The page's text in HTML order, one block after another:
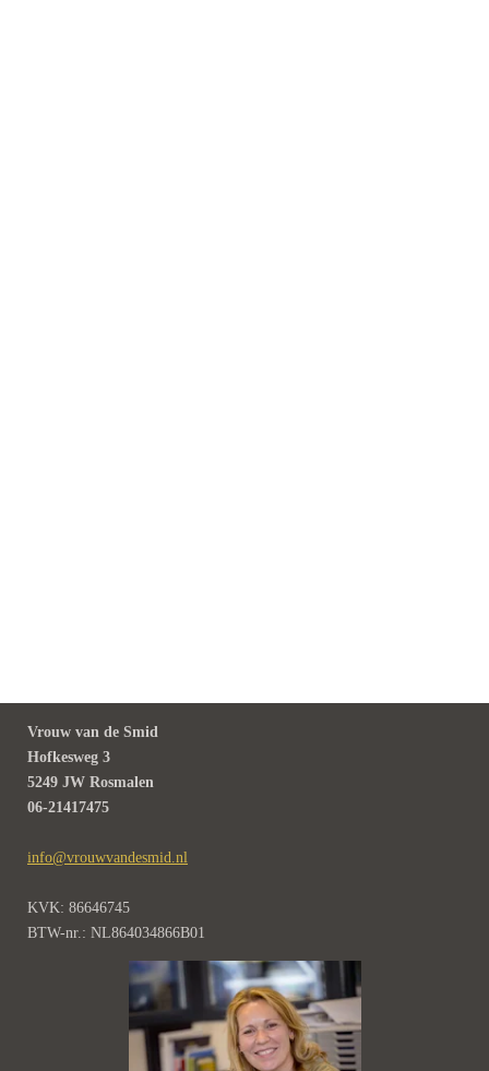
Vrouw van de Smid
Hofkesweg 3
5249 JW Rosmalen
06-21417475
info@vrouwvandesmid.nl
KVK: 86646745
BTW-nr.: NL864034866B01